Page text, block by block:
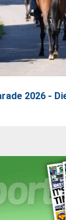
2026 -